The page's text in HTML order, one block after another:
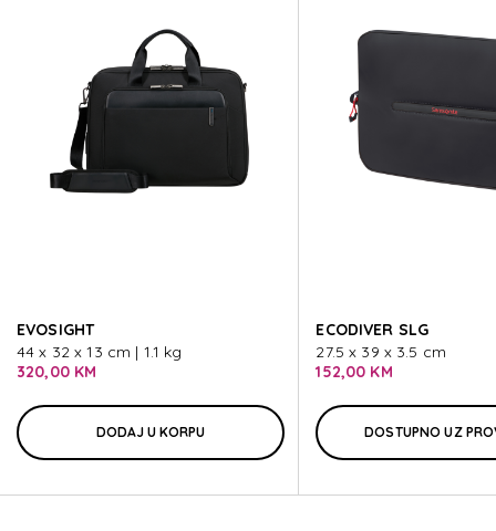
SPECTROLITE 3.0
SPECTROLITE 3.0
SPECTROLITE 3.0
SPECTROLITE 3.0
SPECTROLITE 3.0
EVOSIGHT
44 x 32 x 13 cm | 1.1 kg
320,00 KM
DODAJ U KORPU
ECODIVER SLG
27.5 x 39 x 3.5 cm
152,00 KM
DOSTUPNO UZ